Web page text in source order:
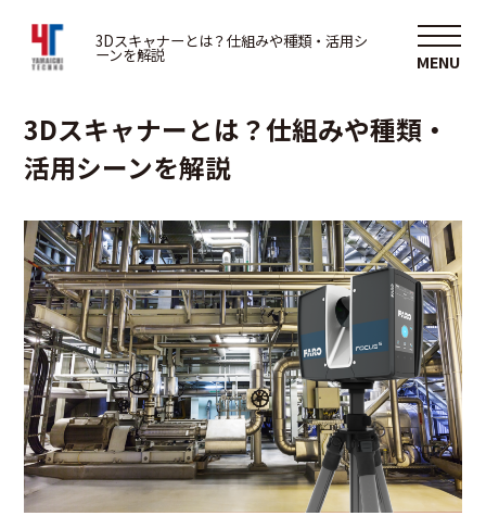
3Dスキャナーとは？仕組みや種類・活用シ
ーンを解説
2025/05/05
3Dスキャナーとは？仕組みや種類・
活用シーンを解説